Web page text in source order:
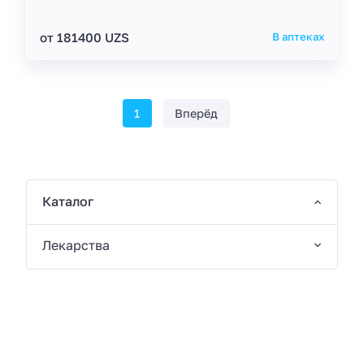
от 181400 UZS В аптеках
1 Вперёд
Каталог
Лекарства